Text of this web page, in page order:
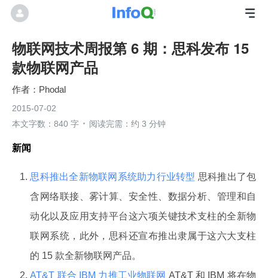
物联网技术周报第 6 期：思科发布 15
款物联网产品
Phodal
2015-07-02
本文字数：840 字
阅读完需：约 3 分钟
新闻
思科推出全新物联网系统助力行业转型 思科推出了包
含网络联接、雾计算、安全性、数据分析、管理和自
动化以及应用支持平台这六项关键技术支柱的全新物
联网系统，此外，思科还宣布推出隶属于这六大支柱
的 15 款全新物联网产品。
AT&T 联合 IBM 力推工业物联网 AT&T 和 IBM 将在物